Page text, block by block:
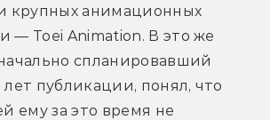
крупных анимационных
— Toei Animation. В это же
спланировавший
публикации, понял, что
ему за это время не